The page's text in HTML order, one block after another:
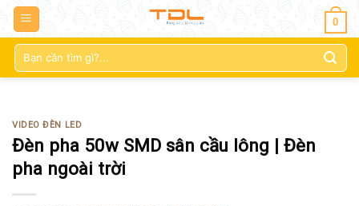
0
Tìm
kiếm:
VIDEO ĐÈN LED
Đèn pha 50w SMD sân cầu lông | Đèn
pha ngoài trời